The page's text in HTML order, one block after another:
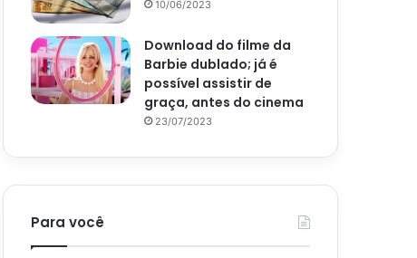
10/06/2023
Download do filme da
Barbie dublado; já é
possível assistir de
graça, antes do cinema
23/07/2023
Para você